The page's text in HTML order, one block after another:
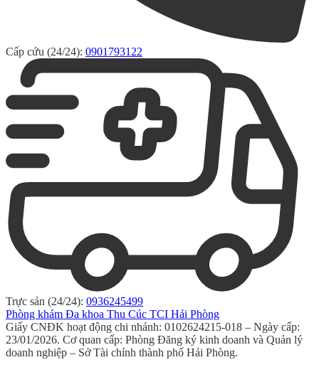
Cấp cứu (24/24): 0901793122
Trực sản (24/24): 0936245499
Phòng khám Đa khoa Thu Cúc TCI Hải Phòng
Giấy CNĐK hoạt động chi nhánh: 0102624215-018 – Ngày cấp:
23/01/2026. Cơ quan cấp: Phòng Đăng ký kinh doanh và Quản lý
doanh nghiệp – Sở Tài chính thành phố Hải Phòng.